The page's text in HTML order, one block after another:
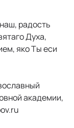
радость
Духа,
яко Ты еси
академии,